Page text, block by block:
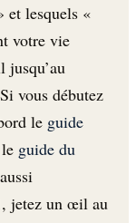
et lesquels «
votre vie
jusqu’au
vous débutez
le guide
guide du
jetez un œil au